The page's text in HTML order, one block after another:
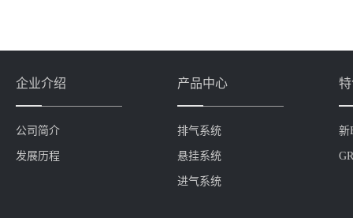
企业介绍
公司简介
发展历程
产品中心
排气系统
悬挂系统
进气系统
新